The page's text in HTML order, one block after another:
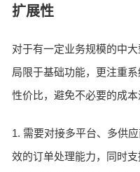
扩展性
对于有一定业务规模的中
局限于基础功能，更注重
性价比，避免不必要的成本
1. 需要对接多平台、多供
效的订单处理能力，同时